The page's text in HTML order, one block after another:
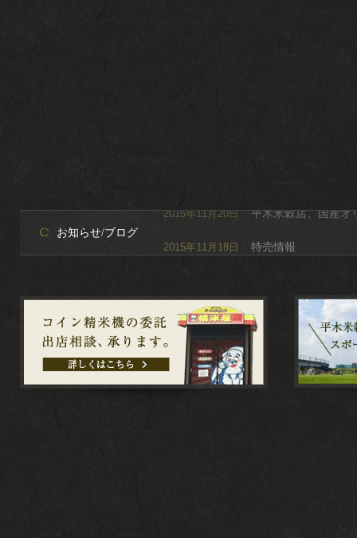
お知らせ/ブログ